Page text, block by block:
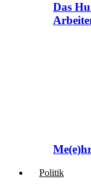
Das
Politik